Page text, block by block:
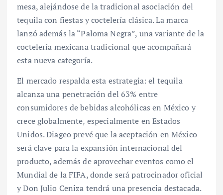
mesa, alejándose de la tradicional asociación del
tequila con fiestas y coctelería clásica. La marca
lanzó además la “Paloma Negra”, una variante de la
coctelería mexicana tradicional que acompañará
esta nueva categoría.
El mercado respalda esta estrategia: el tequila
alcanza una penetración del 63% entre
consumidores de bebidas alcohólicas en México y
crece globalmente, especialmente en Estados
Unidos. Diageo prevé que la aceptación en México
será clave para la expansión internacional del
producto, además de aprovechar eventos como el
Mundial de la FIFA, donde será patrocinador oficial
y Don Julio Ceniza tendrá una presencia destacada.